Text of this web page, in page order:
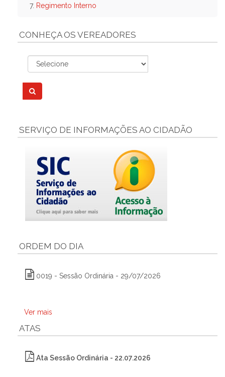
7. Regimento Interno
CONHEÇA OS VEREADORES
SERVIÇO DE INFORMAÇÕES AO CIDADÃO
ORDEM DO DIA
0019 - Sessão Ordinária - 29/07/2026
Ver mais
ATAS
Ata Sessão Ordinária - 22.07.2026